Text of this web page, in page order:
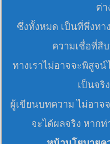
ต่า
ซึ่งทั้งหมด เป็นที่พึ่งทา
ความเชื่อที่สื
ทางเราไม่อาจจะพิสูจ
เป็นจริ
ผู้เขียนบทความ ไม่อาจ
จะได้ผลจริง หาก